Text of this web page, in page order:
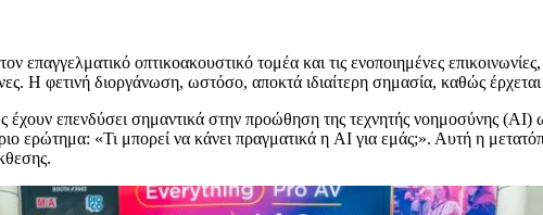
επαγγελματικό οπτικοακουστικό τομέα και τις ενοποιημένες
Η φετινή διοργάνωση, ωστόσο, αποκτά ιδιαίτερη σημασία, καθώς έρχεται
έχουν επενδύσει σημαντικά στην προώθηση της τεχνητής νοημοσύνης
ερώτημα: «Τι μπορεί να κάνει πραγματικά η AI για εμάς;». Αυτή η